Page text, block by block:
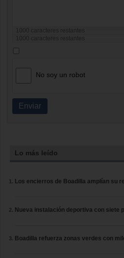
caracteres restantes
caracteres restantes
No soy un robot
Enviar
Lo más leído
Los encierros de Boadilla amplían su
Nueva instalación deportiva con siete
Boadilla refuerza zonas verdes con